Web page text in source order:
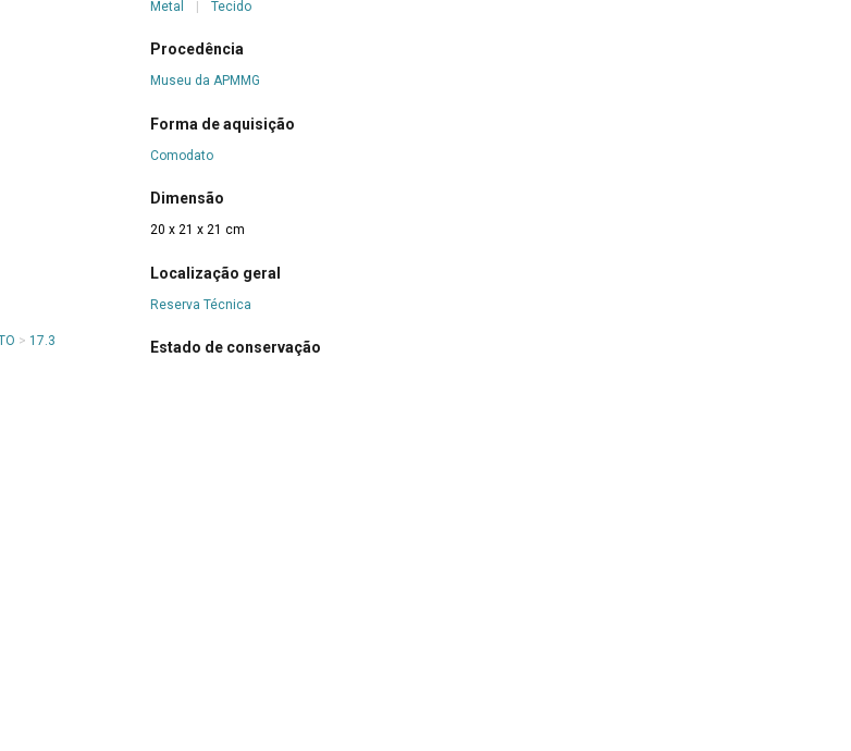
> 17.3
Metal Tecido
Procedência
Museu da APMMG
Forma de aquisição
Comodato
Dimensão
20 x 21 x 21 cm
Localização geral
Reserva Técnica
Estado de conservação